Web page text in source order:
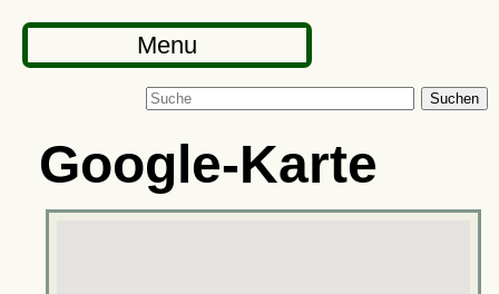
Menu
Suchen
Google-Karte